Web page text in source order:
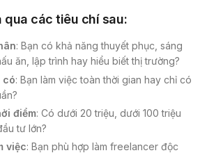
qua các tiêu chí sau:
: Bạn có khả năng thuyết phục, sáng
ăn, lập trình hay hiểu biết thị trường?
có: Bạn làm việc toàn thời gian hay chỉ có
điểm: Có dưới 20 triệu, dưới 100 triệu
tư lớn?
việc: Bạn phù hợp làm freelancer độc